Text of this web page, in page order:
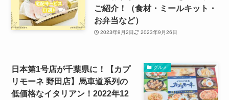
ご紹介！（食材・ミールキット・
お弁当など）
2023年9月2日 2023年9月26日
グルメ
日本第1号店が千葉県に！【カプ
リモーネ 野田店】馬車道系列の
低価格なイタリアン！2022年12